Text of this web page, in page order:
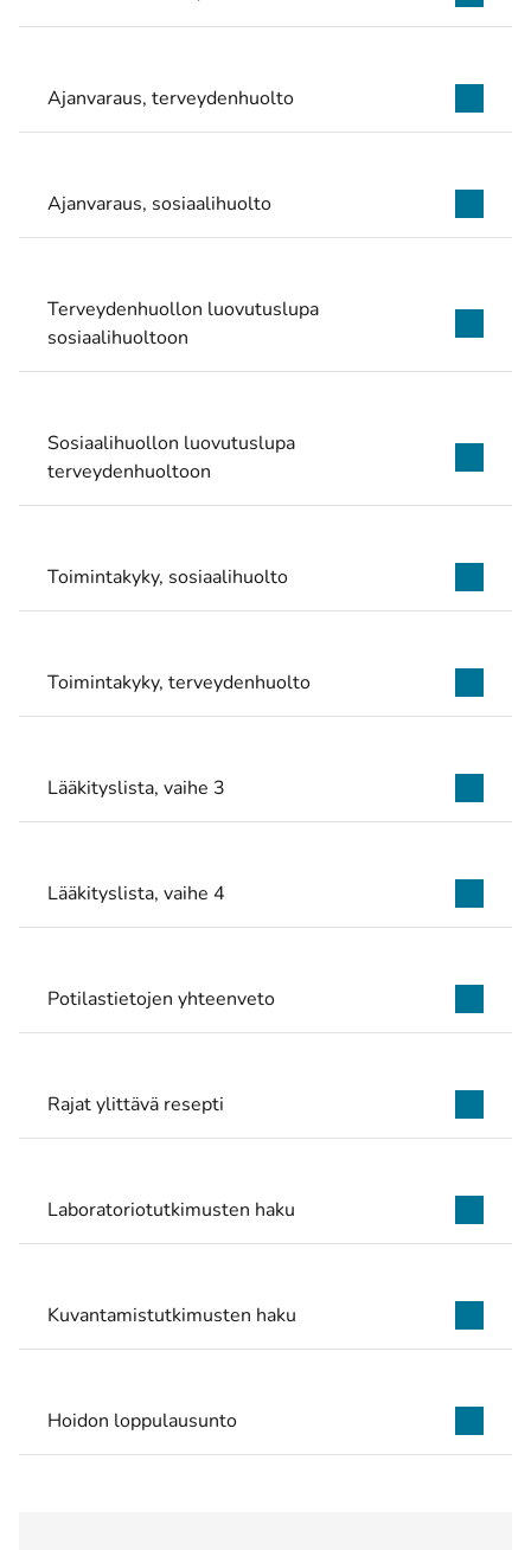
Ajanvaraus, terveydenhuolto
Ajanvaraus, sosiaalihuolto
Terveydenhuollon luovutuslupa
sosiaalihuoltoon
Sosiaalihuollon luovutuslupa
terveydenhuoltoon
Toimintakyky, sosiaalihuolto
Toimintakyky, terveydenhuolto
Lääkityslista, vaihe 3
Lääkityslista, vaihe 4
Potilastietojen yhteenveto
Rajat ylittävä resepti
Laboratoriotutkimusten haku
Kuvantamistutkimusten haku
Hoidon loppulausunto